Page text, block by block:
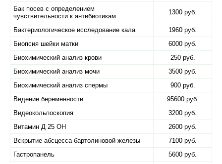
Бак посев с определением
чувствительности к антибиотикам
1300 руб.
Бактериологическое исследование кала
1960 руб.
Биопсия шейки матки
6000 руб.
Биохимический анализ крови
250 руб.
Биохимический анализ мочи
3500 руб.
Биохимический анализ спермы
900 руб.
Ведение беременности
95600 руб.
Видеокольпоскопия
3200 руб.
Витамин Д 25 ОН
2600 руб.
Вскрытие абсцесса бартолиновой железы
7100 руб.
Гастропанель
5600 руб.